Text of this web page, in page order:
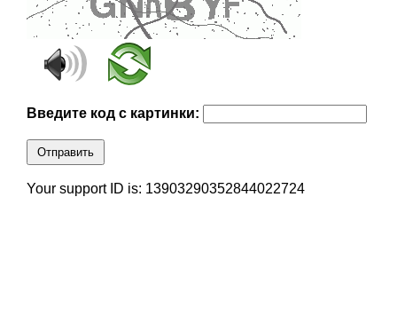
Введите код с картинки:
Отправить
Your support ID is: 13903290352844022724